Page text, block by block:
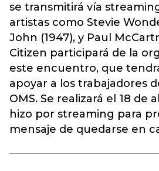
se transmitirá vía
artistas como Stevie
John (1947), y Paul
Citizen participará de la
este encuentro, que
apoyar a los trabajadores
OMS. Se realizará el 18 de
hizo por streaming para
mensaje de quedarse en